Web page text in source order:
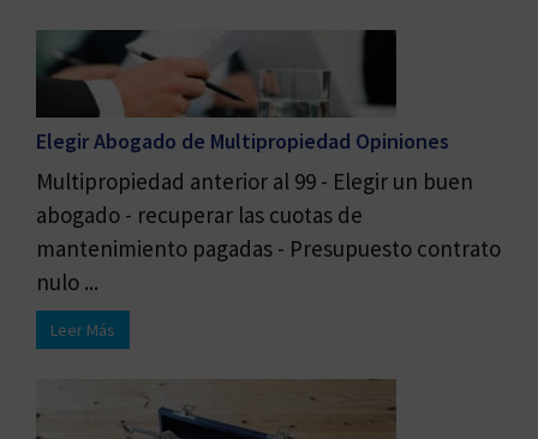
Elegir Abogado de Multipropiedad Opiniones
Multipropiedad anterior al 99 - Elegir un buen
abogado - recuperar las cuotas de
mantenimiento pagadas - Presupuesto contrato
nulo ...
Leer Más